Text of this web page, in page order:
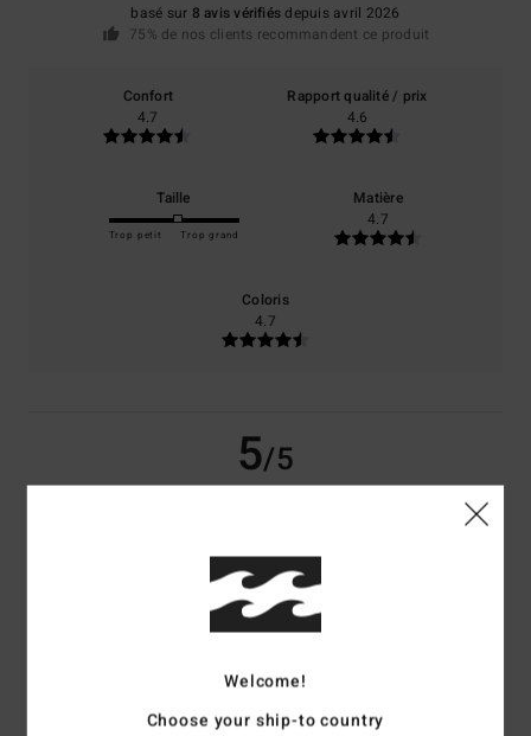
basé sur 8 avis vérifiésdepuis avril 2026
75% de nos clients recommandent ce produit
Confort
4.7
Rapport qualité / prix
4.6
Taille
Trop petit Trop grand
Matière
4.7
Coloris
4.7
5/5
Rapport qualité / prix: 5/5 Taille: Taille parfaite
Welcome!
Choose your ship-to country